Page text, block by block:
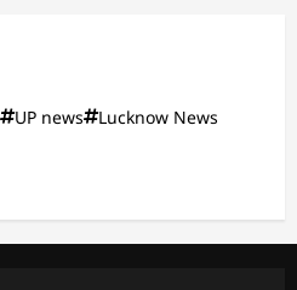
UP news
Lucknow News